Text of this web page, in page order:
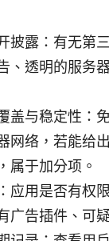
披露：有无第
、透明的服务
盖与稳定性：
网络，若能给
属于加分项。
应用是否有权
广告插件、可